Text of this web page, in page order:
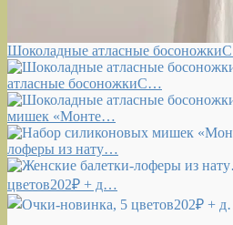
Шоколадные атласные
атласные босоножкиС…
мишек «Монте…
лоферы из нату…
цветов202₽ + д…